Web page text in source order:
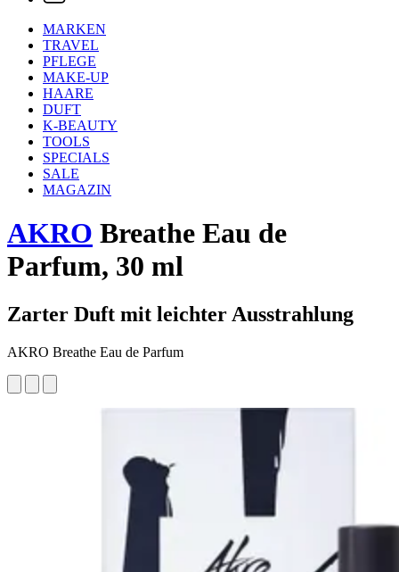
MARKEN
TRAVEL
PFLEGE
MAKE-UP
HAARE
DUFT
K-BEAUTY
TOOLS
SPECIALS
SALE
MAGAZIN
AKRO Breathe Eau de
Parfum, 30 ml
Zarter Duft mit leichter Ausstrahlung
AKRO Breathe Eau de Parfum